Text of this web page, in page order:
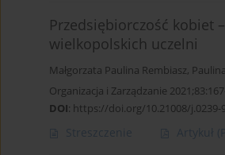
Przedsiębiorczość kobiet
wielkopolskich uczelni
Małgorzata Paulina Rembiasz,
Organizacja i Zarządzanie
DOI: https://doi.org/10.21008/j.0239-
Streszczenie Artykuł